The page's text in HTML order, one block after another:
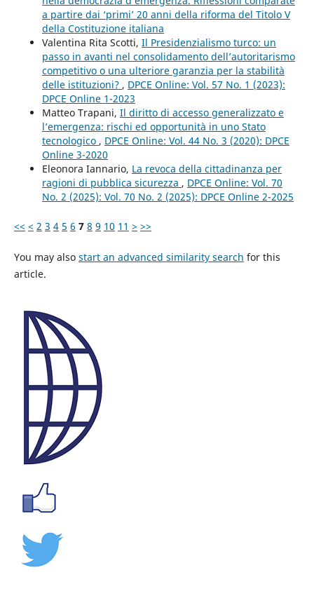
a partire dai ‘primi’ 20 anni della riforma del Titolo V
della Costituzione italiana
Valentina Rita Scotti, Il Presidenzialismo turco: un
passo in avanti nel consolidamento dell’autoritarismo
competitivo o una ulteriore garanzia per la stabilità
delle istituzioni? , DPCE Online: Vol. 57 No. 1 (2023):
DPCE Online 1-2023
Matteo Trapani, Il diritto di accesso generalizzato e
l’emergenza: rischi ed opportunità in uno Stato
tecnologico , DPCE Online: Vol. 44 No. 3 (2020): DPCE
Online 3-2020
Eleonora Iannario, La revoca della cittadinanza per
ragioni di pubblica sicurezza , DPCE Online: Vol. 70
No. 2 (2025): Vol. 70 No. 2 (2025): DPCE Online 2-2025
<< < 2 3 4 5 6 7 8 9 10 11 > >>
You may also start an advanced similarity search for this
article.